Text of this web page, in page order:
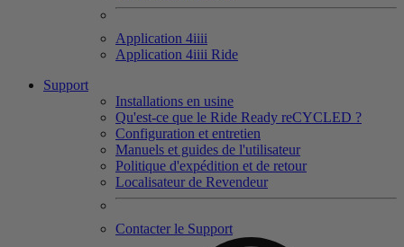
Application 4iiii
Application 4iiii Ride
Support
Installations en usine
Qu'est-ce que le Ride Ready reCYCLED ?
Configuration et entretien
Manuels et guides de l'utilisateur
Politique d'expédition et de retour
Localisateur de Revendeur
Contacter le Support